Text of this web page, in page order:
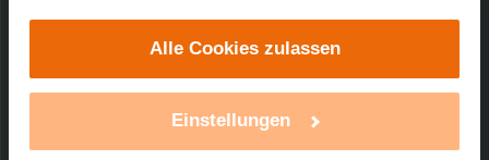
für soziale Medien, Werbung und Analysen weiter.
Unsere Partner führen diese Informationen
möglicherweise mit weiteren Daten zusammen,
die Sie ihnen bereitgestellt haben oder die sie im
Alle Cookies zulassen
Einstellungen
Technischer Support
Sie benötigen technischen Support bei einem